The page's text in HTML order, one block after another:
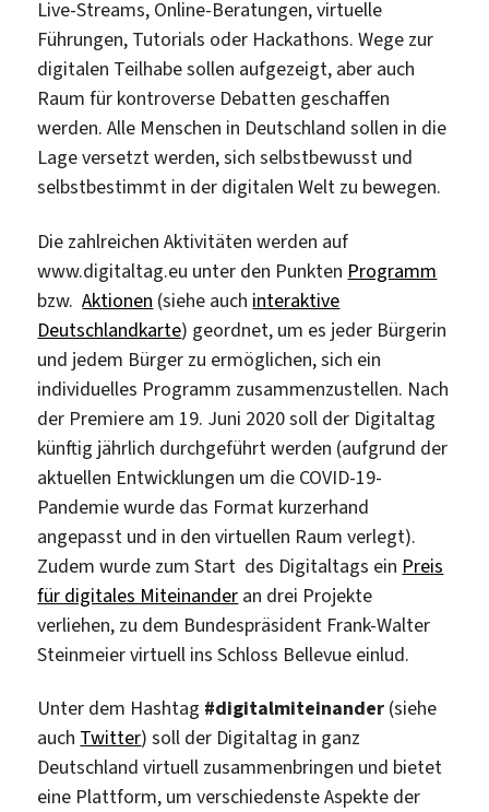
Live-Streams, Online-Beratungen, virtuelle
Führungen, Tutorials oder Hackathons. Wege zur
digitalen Teilhabe sollen aufgezeigt, aber auch
Raum für kontroverse Debatten geschaffen
werden. Alle Menschen in Deutschland sollen in die
Lage versetzt werden, sich selbstbewusst und
selbstbestimmt in der digitalen Welt zu bewegen.
Die zahlreichen Aktivitäten werden auf
www.digitaltag.eu unter den Punkten Programm
bzw.Aktionen (siehe auch interaktive
Deutschlandkarte) geordnet, um es jeder Bürgerin
und jedem Bürger zu ermöglichen, sich ein
individuelles Programm zusammenzustellen. Nach
der Premiere am 19. Juni 2020 soll der Digitaltag
künftig jährlich durchgeführt werden (aufgrund der
aktuellen Entwicklungen um die COVID-19-
Pandemie wurde das Format kurzerhand
angepasst und in den virtuellen Raum verlegt).
Zudem wurde zum Start des Digitaltags ein Preis
für digitales Miteinander an drei Projekte
verliehen, zu dem Bundespräsident Frank-Walter
Steinmeier virtuell ins Schloss Bellevue einlud.
Unter dem Hashtag #digitalmiteinander (siehe
auch Twitter) soll der Digitaltag in ganz
Deutschland virtuell zusammenbringen und bietet
eine Plattform, um verschiedenste Aspekte der